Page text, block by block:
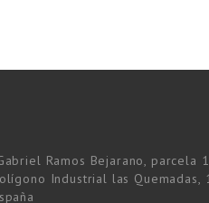
Ramos Bejarano, parcela
Industrial las Quemadas,